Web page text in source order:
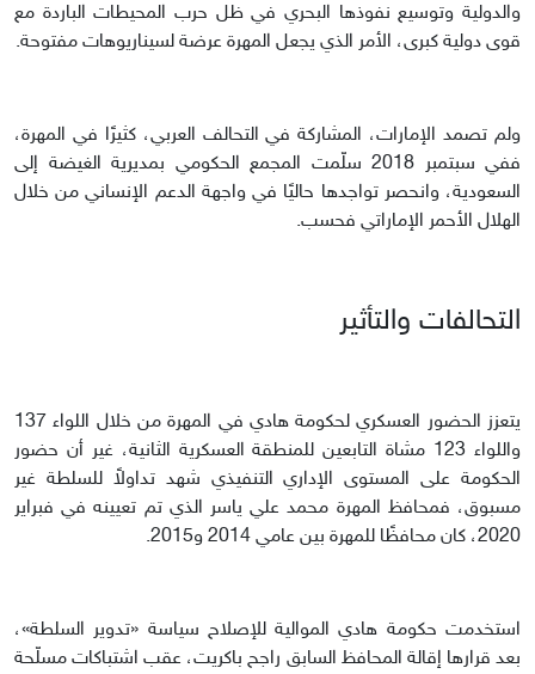
والدولية وتوسيع نفوذها البحري في ظل حرب المحيطات الباردة مع
قوى دولية كبرى، الأمر الذي يجعل المهرة عرضة لسيناريوهات مفتوحة.
ولم تصمد الإمارات، المشاركة في التحالف العربي، كثيرًا في المهرة،
ففي سبتمبر 2018 سلّمت المجمع الحكومي بمديرية الغيضة إلى
السعودية، وانحصر تواجدها حاليًا في واجهة الدعم الإنساني من خلال
الهلال الأحمر الإماراتي فحسب.
التحالفات والتأثير
يتعزز الحضور العسكري لحكومة هادي في المهرة من خلال اﻟﻠﻮﺍﺀ 137
ﻭﺍﻟﻠﻮﺍﺀ 123 ﻣﺸﺎﺓ ﺍلتابعين للمنطقة ﺍﻟﻌﺴﻜﺮﻳﺔ ﺍﻟﺜﺎﻧﻴﺔ، غير أن حضور
الحكومة على المستوى الإداري التنفيذي شهد تداولاً للسلطة غير
مسبوق، فمحافظ المهرة محمد علي ياسر الذي تم تعيينه في فبراير
2020، كان محافظًا للمهرة بين عامي 2014 و2015.
استخدمت حكومة هادي الموالية للإصلاح سياسة «تدوير السلطة»،
بعد قرارها إقالة المحافظ السابق راجح باكريت، عقب اشتباكات مسلّحة